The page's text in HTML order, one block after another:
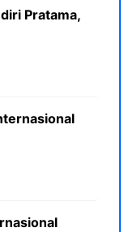
Pratama,